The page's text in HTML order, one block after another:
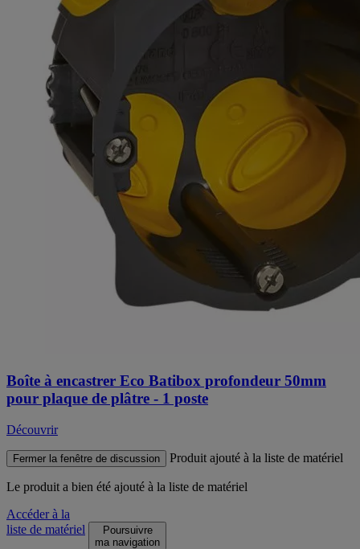
Boîte à encastrer Eco Batibox profondeur 50mm
pour plaque de plâtre - 1 poste
Découvrir
Fermer la fenêtre de discussion Produit ajouté à la liste de matériel
Le produit a bien été ajouté à la liste de matériel
Accéder à la
liste de matériel
Poursuivre
ma navigation